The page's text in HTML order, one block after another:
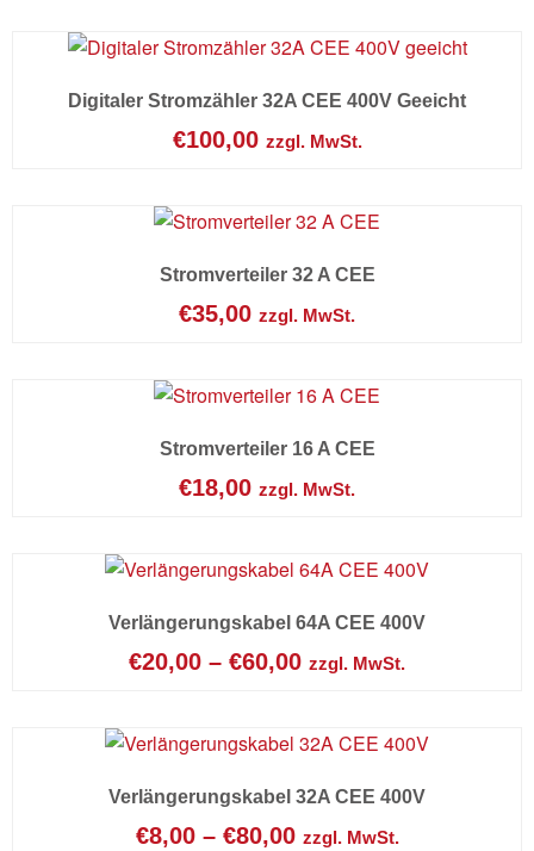
Digitaler Stromzähler 32A CEE 400V Geeicht
€100,00 zzgl. MwSt.
Stromverteiler 32 A CEE
€35,00 zzgl. MwSt.
Stromverteiler 16 A CEE
€18,00 zzgl. MwSt.
Verlängerungskabel 64A CEE 400V
€20,00 – €60,00 zzgl. MwSt.
Verlängerungskabel 32A CEE 400V
€8,00 – €80,00 zzgl. MwSt.